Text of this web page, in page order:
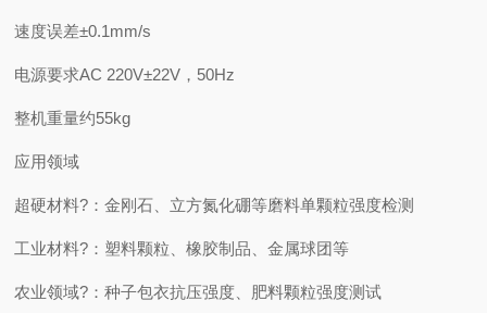
速度误差±0.1mm/s
电源要求AC 220V±22V，50Hz
整机重量约55kg
应用领域
超硬材料?：金刚石、立方氮化硼等磨料单颗粒强度检测
工业材料?：塑料颗粒、橡胶制品、金属球团等
农业领域?：种子包衣抗压强度、肥料颗粒强度测试